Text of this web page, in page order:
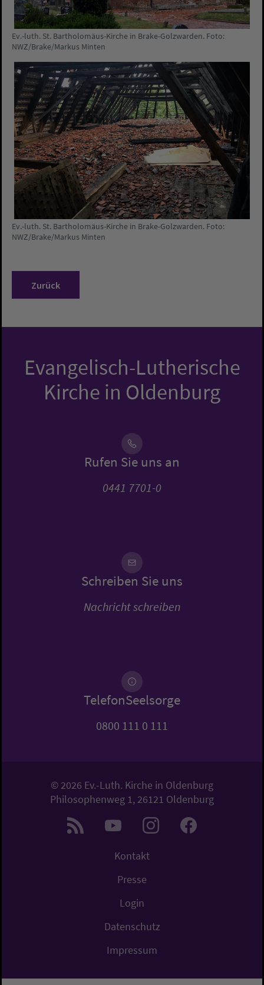
Ev.-luth. St. Bartholomäus-Kirche in Brake-Golzwarden. Foto:
NWZ/Brake/Markus Minten
Ev.-luth. St. Bartholomäus-Kirche in Brake-Golzwarden. Foto:
NWZ/Brake/Markus Minten
Zurück
Evangelisch-Lutherische
Kirche in Oldenburg
Rufen Sie uns an
0441 7701-0
Schreiben Sie uns
Nachricht schreiben
TelefonSeelsorge
0800 111 0 111
© 2026 Ev.-Luth. Kirche in Oldenburg
Philosophenweg 1, 26121 Oldenburg
Kontakt
Presse
Login
Datenschutz
Impressum